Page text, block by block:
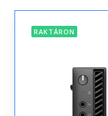
RAKTÁRON